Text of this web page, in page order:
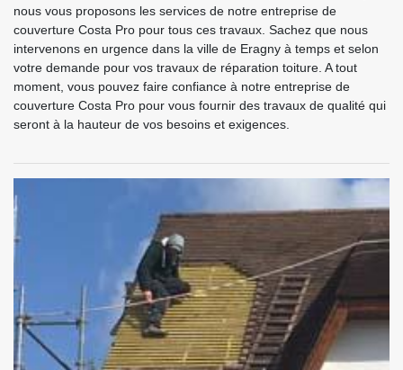
nous vous proposons les services de notre entreprise de
couverture Costa Pro pour tous ces travaux. Sachez que nous
intervenons en urgence dans la ville de Eragny à temps et selon
votre demande pour vos travaux de réparation toiture. A tout
moment, vous pouvez faire confiance à notre entreprise de
couverture Costa Pro pour vous fournir des travaux de qualité qui
seront à la hauteur de vos besoins et exigences.